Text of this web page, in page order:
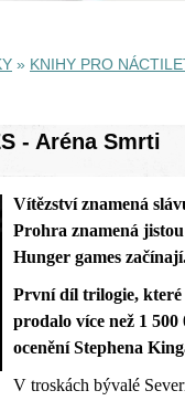
» KNIHY PRO
- Aréna Smrti
Vítězství znamená
Prohra znamená
Hunger games
První díl trilogie, které
prodalo více než 1
ocenění Stephena
V troskách bývalé